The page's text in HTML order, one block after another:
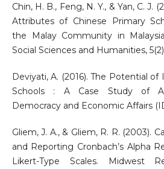
Chin, H. B., Feng, N. Y., & Yan, C. J.
Attributes of Chinese Primary
the Malay Community in
Social Sciences and Humanities, 5(2),
Deviyati, A. (2016). The Potential
Schools : A Case Study of
Democracy and Economic Affairs
Gliem, J. A., & Gliem, R. R. (2003).
and Reporting Cronbach’s Alpha
Likert-Type Scales. Midwest